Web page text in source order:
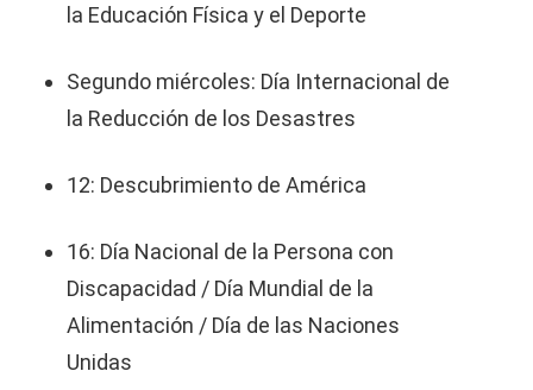
la Educación Física y el Deporte
Segundo miércoles: Día Internacional de
la Reducción de los Desastres
12: Descubrimiento de América
16: Día Nacional de la Persona con
Discapacidad / Día Mundial de la
Alimentación / Día de las Naciones
Unidas